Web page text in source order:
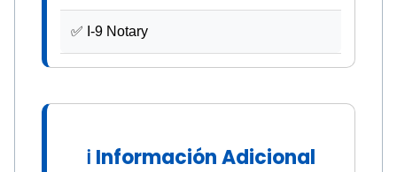
✅ I-9 Notary
ℹ Información Adicional